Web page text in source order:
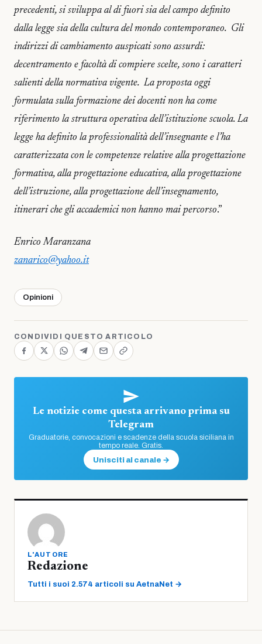
precedenti, si sviluppa al di fuori sia del campo definito
dalla legge sia della cultura del mondo contemporaneo. Gli
indirizzi di cambiamento auspicati sono assurdi:
decentramento e facoltà di compiere scelte, sono i caratteri
salienti della normativa vigente. La proposta oggi
formulata sulla formazione dei docenti non ha come
riferimento la struttura operativa dell’istituzione scuola. La
legge ha definito la professionalità dell’insegnante e l’ha
caratterizzata con le competenze relative alla progettazione
formativa, alla progettazione educativa, alla progettazione
dell’istruzione, alla progettazione dell’insegnamento,
itinerari che gli accademici non hanno mai percorso.”
Enrico Maranzana
zanarico@yahoo.it
Opinioni
CONDIVIDI QUESTO ARTICOLO
Le notizie come questa arrivano prima su
Telegram
Graduatorie, convocazioni e scadenze della scuola siciliana in
tempo reale. Gratis.
Unisciti al canale →
L'AUTORE
Redazione
Tutti i suoi 2.574 articoli su AetnaNet →